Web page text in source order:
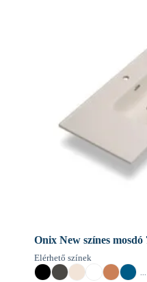
Onix New színes mosdó
Elérhető színek